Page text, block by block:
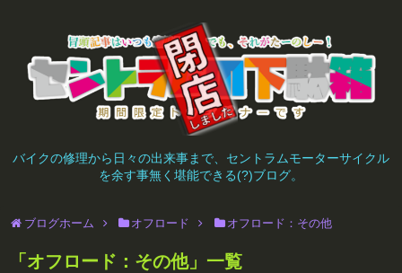
バイクの修理から日々の出来事まで、セントラムモーターサイクル
を余す事無く堪能できる(?)ブログ。
ブログホーム オフロード オフロード：その他
「 オフロード：その他」 一覧